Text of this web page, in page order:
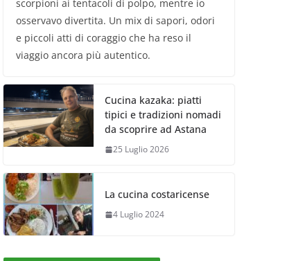
scorpioni ai tentacoli di polpo, mentre io
osservavo divertita. Un mix di sapori, odori
e piccoli atti di coraggio che ha reso il
viaggio ancora più autentico.
Cucina kazaka: piatti
tipici e tradizioni nomadi
da scoprire ad Astana
25 Luglio 2026
La cucina costaricense
4 Luglio 2024